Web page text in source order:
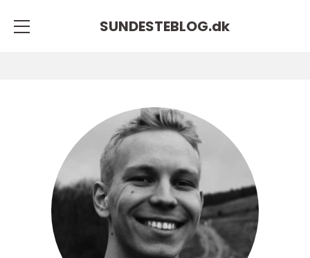
SUNDESTEBLOG.dk